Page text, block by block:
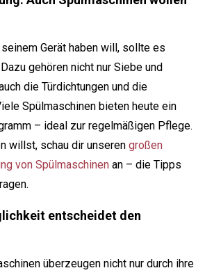
Gerät haben will, sollte es
gehören nicht nur Siebe und
die Türdichtungen und die
Spülmaschinen bieten heute ein
– ideal zur regelmäßigen Pflege.
willst, schau dir unseren großen
von Spülmaschinen an – die Tipps
entscheidet den
überzeugen nicht nur durch ihre